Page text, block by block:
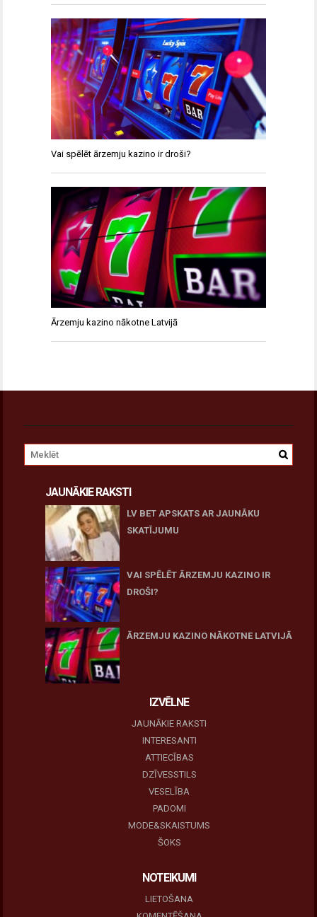
Vai spēlēt ārzemju kazino ir droši?
Ārzemju kazino nākotne Latvijā
JAUNĀKIE RAKSTI
LV BET APSKATS AR JAUNĀKU
SKATĪJUMU
VAI SPĒLĒT ĀRZEMJU KAZINO IR
DROŠI?
ĀRZEMJU KAZINO NĀKOTNE LATVIJĀ
IZVĒLNE
JAUNĀKIE RAKSTI
INTERESANTI
ATTIECĪBAS
DZĪVESSTILS
VESELĪBA
PADOMI
MODE&SKAISTUMS
ŠOKS
NOTEIKUMI
LIETOŠANA